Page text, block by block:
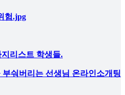
험.jpg
리스트 학생들.
숴버리는 선생님 온라인소개팅